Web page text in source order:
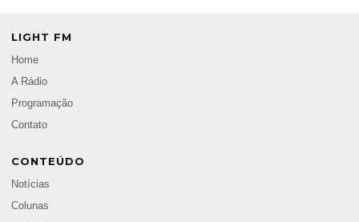
LIGHT FM
Home
A Rádio
Programação
Contato
CONTEÚDO
Notícias
Colunas